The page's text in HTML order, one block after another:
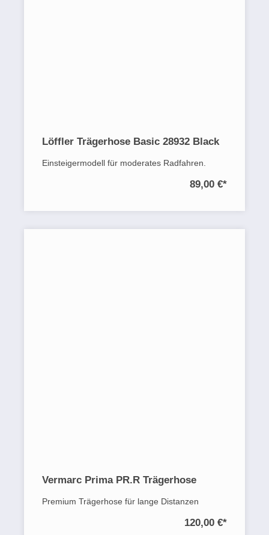
Löffler Trägerhose Basic 28932 Black
Einsteigermodell für moderates Radfahren.
89,00 €*
Vermarc Prima PR.R Trägerhose
Premium Trägerhose für lange Distanzen
120,00 €*